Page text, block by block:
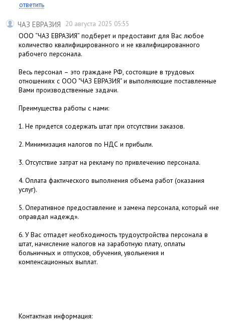
ответить
ЧАЗ ЕВРАЗИЯ
20 августа 2025 05:55
ООО “ЧАЗ ЕВРАЗИЯ” подберет и предоставит для Вас любое
количество квалифицированного и не квалифицированного
рабочего персонала.
Весь персонал – это граждане РФ, состоящие в трудовых
отношениях с ООО "ЧАЗ ЕВРАЗИЯ" и выполняющие поставленные
Вами производственные задачи.
Преимущества работы с нами:
1. Не придется содержать штат при отсутствии заказов.
2. Минимизация налогов по НДС и прибыли.
3. Отсутствие затрат на рекламу по привлечению персонала.
4. Оплата фактического выполнения объема работ (оказания
услуг).
5. Оперативное предоставление и замена персонала, который «не
оправдал надежд».
6. У Вас отпадет необходимость трудоустройства персонала в
штат, начисление налогов на заработную плату, оплаты
больничных и отпусков, обучения, увольнения и
компенсационных выплат.
Контактная информация: